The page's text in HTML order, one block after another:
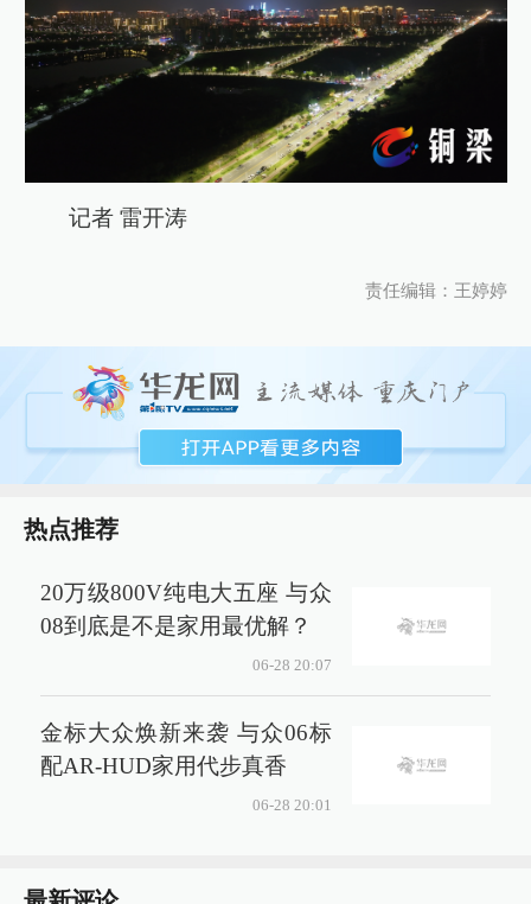
记者 雷开涛
责任编辑：王婷婷
热点推荐
20万级800V纯电大五座 与众
08到底是不是家用最优解？
06-28 20:07
金标大众焕新来袭 与众06标
配AR-HUD家用代步真香
06-28 20:01